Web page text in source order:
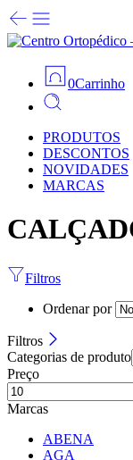
0Carrinho
PRODUTOS
DESCONTOS
NOVIDADES
MARCAS
Filtros
Ordenar por
Filtros
Categorias de produto
Preço
Marcas
ABENA
AGA